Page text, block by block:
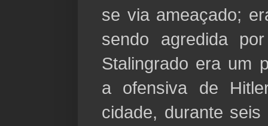
se via ameaçado;
sendo agredida
Stalingrado era um
a ofensiva de
cidade, durante